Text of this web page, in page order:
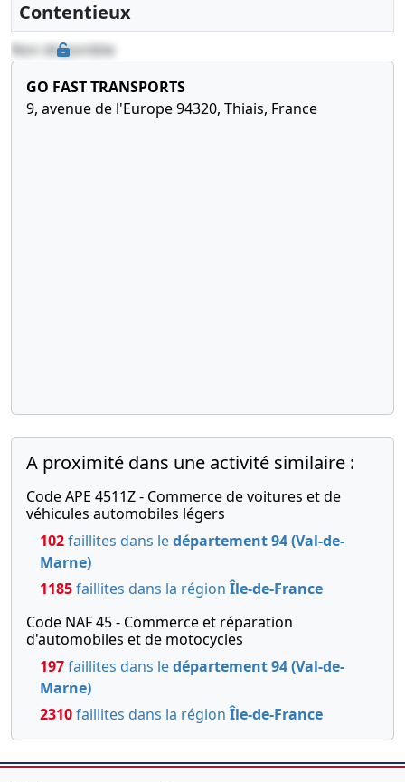
30-11--0001
30-11--0001
Décision de
modification certifiée
conforme par le
Contentieux
Non disponible
GO FAST TRANSPORTS
9, avenue de l'Europe 94320, Thiais, France
A proximité dans une activité similaire :
Code APE 4511Z - Commerce de voitures et de
véhicules automobiles légers
102faillites dans ledépartement 94 (Val-de-
Marne)
1185faillites dans la région Île-de-France
Code NAF 45 - Commerce et réparation
d'automobiles et de motocycles
197faillites dans ledépartement 94 (Val-de-
Marne)
2310faillites dans la région Île-de-France